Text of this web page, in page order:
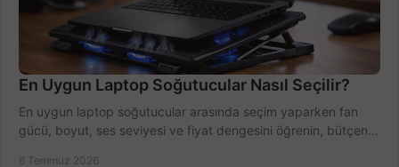
En Uygun Laptop Soğutucular Nasıl Seçilir?
En uygun laptop soğutucular arasında seçim yaparken fan
gücü, boyut, ses seviyesi ve fiyat dengesini öğrenin, bütçenizi
6 Temmuz 2026